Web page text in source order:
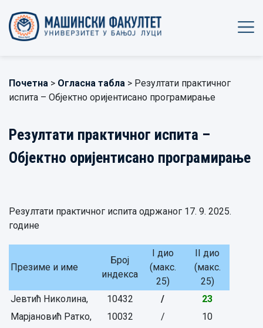
Почетна > Огласна табла > Резултати практичног
испита – Објектно оријентисано програмирање
Резултати практичног испита –
Објектно оријентисано програмирање
Резултати практичног испита одржаног 17. 9. 2025.
године
Презиме и име
Број
индекса
I дио
(макс.
25)
II дио
(макс.
25)
Јевтић Николина,
10432 /
23
Марјановић Ратко,
10032 /
10